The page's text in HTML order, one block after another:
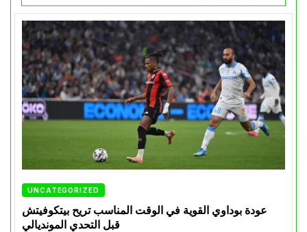
UNCATEGORIZED
عودة بوداوي القوية في الوقت المناسب تريح بيتكوفيتش
قبل التحدي المونديالي